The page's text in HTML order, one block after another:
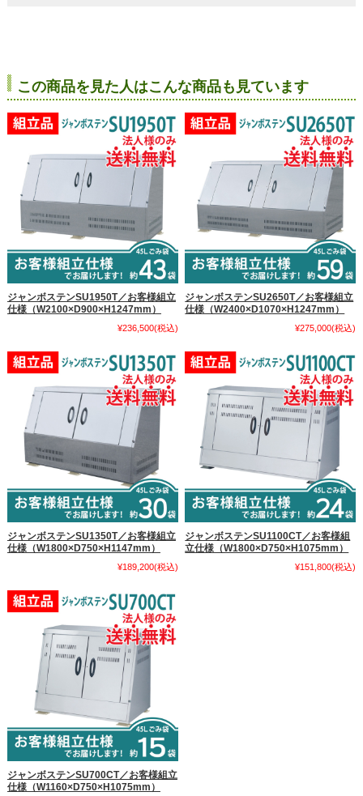
この商品を見た人はこんな商品も見ています
ジャンボステンSU1950T／お客様組立
仕様（W2100×D900×H1247mm）
¥236,500(税込)
ジャンボステンSU2650T／お客様組立
仕様（W2400×D1070×H1247mm）
¥275,000(税込)
ジャンボステンSU1350T／お客様組立
仕様（W1800×D750×H1147mm）
¥189,200(税込)
ジャンボステンSU1100CT／お客様組
立仕様（W1800×D750×H1075mm）
¥151,800(税込)
ジャンボステンSU700CT／お客様組立
仕様（W1160×D750×H1075mm）